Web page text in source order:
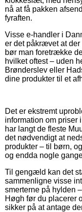
nå at få pakken
fyraften.
Visse e-handler i
er det påkrævet at der
bør man foretrække
hvilket oftest – uden
Brønderslev eller
dine produkter til et
Det er ekstremt
information om priser
har langt de fleste
det nødvendigt at
produkter – til børn,
og endda nogle
Til gengæld kan det
sammenligne visse
smerterne på hylden
Høgh før du placerer
sikker på at antage